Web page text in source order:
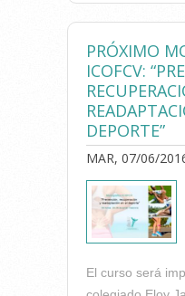
EN
PRÓXIMO
ICOFCV:
DEPORTE”
MAR, 07/06/
El curso será